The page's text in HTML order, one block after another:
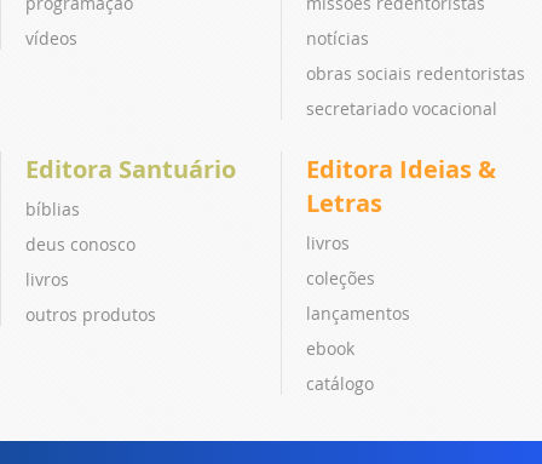
vídeos
notícias
obras sociais redentoristas
secretariado vocacional
Editora Santuário
bíblias
deus conosco
livros
outros produtos
Editora Ideias &
Letras
livros
coleções
lançamentos
ebook
catálogo